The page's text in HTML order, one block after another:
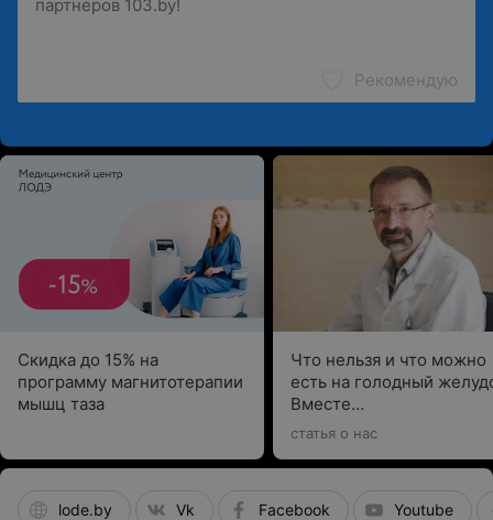
Рекомендую
Скидка до 15% на
программу магнитотерапии
мышц таза
Что нельзя и что можно
есть на голодный
Вместе
с гастроэнтерологом
варианты
статья о нас
lode.by Vk Facebook Youtube